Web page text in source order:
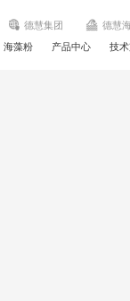
德慧集团 德慧
海藻粉 产品中心 技